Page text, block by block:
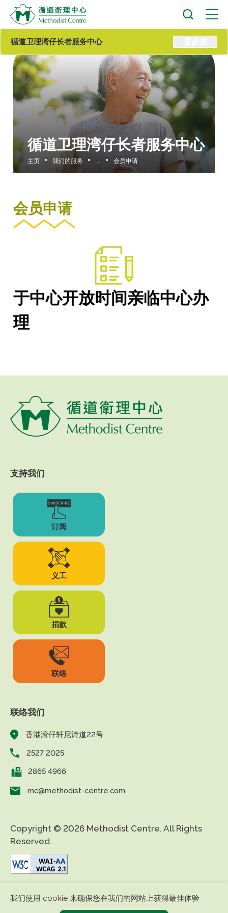
循道卫理湾仔长者服务中心
主页 我们的服务 会员申请
循道卫理湾仔长者服务中心
会员申请
于中心开放时间亲临中心办
理
支持我们
订阅
义工
捐款
联络
联络我们
香港湾仔轩尼诗道22号
2527 2025
2865 4966
mc@methodist-centre.com
Copyright © 2026 Methodist Centre. All Rights
Reserved.
我们使用 cookie 来确保您在我们的网站上获得最佳体验